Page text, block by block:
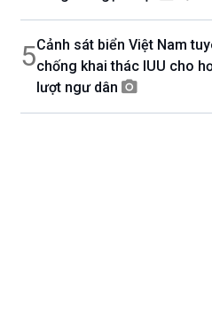
5Cảnh sát biển Việt Nam
chống khai thác IUU cho
lượt ngư dân